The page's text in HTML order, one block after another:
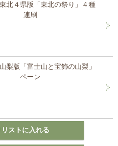
北４県版「東北の祭り」４種
連刷
版「富士山と宝飾の山梨」
ペーン